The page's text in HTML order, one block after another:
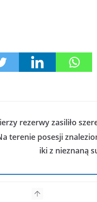
rezerwy zasiliło
terenie posesji
iki z nieznaną